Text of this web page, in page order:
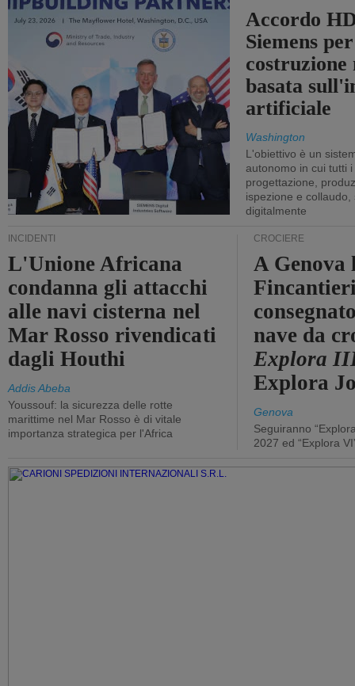
Accordo
Siemens
costruzione
basata
artificiale
Washington
L'obiettivo è un
autonomo in cui tutti
progettazione,
ispezione e collaudo,
digitalmente
INCIDENTI
L'Unione Africana
condanna gli attacchi
alle navi cisterna nel
Mar Rosso rivendicati
dagli Houthi
Addis Abeba
Youssouf: la sicurezza delle rotte
marittime nel Mar Rosso è di vitale
importanza strategica per l'Africa
CROCIERE
A Genova
nave da
Explora
Explora
Genova
Seguiranno
2027 ed “Explora